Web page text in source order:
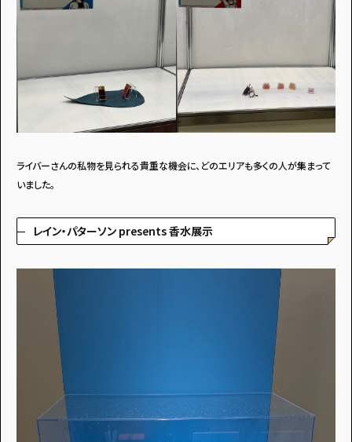
ライバーさんの私物を見られる貴重な機会に、どのエリアも多くの人が集まって
いました。
レイン・パターソン presents 香水展示